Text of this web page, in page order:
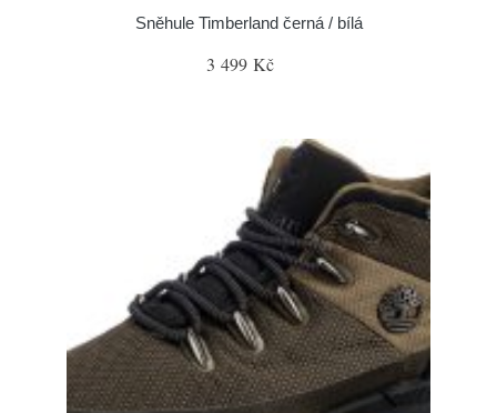
Sněhule Timberland černá / bílá
3 499 Kč